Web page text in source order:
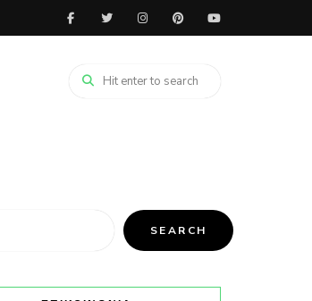
SEARCH